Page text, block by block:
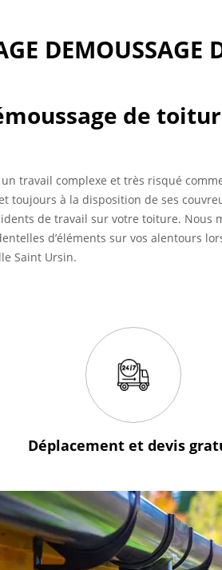
DEMOUSSAGE
de
travail complexe et très risqué
toujours à la disposition de ses
de travail sur votre toiture. Nous
d’éléments sur vos alentours
Saint Ursin.
Déplacement et devis